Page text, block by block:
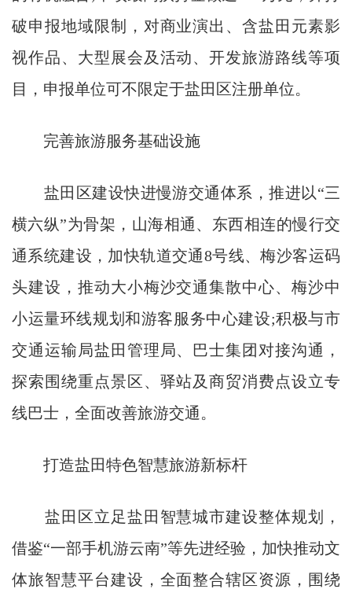
破申报地域限制，对商业演出、含盐田元素影
视作品、大型展会及活动、开发旅游路线等项
目，申报单位可不限定于盐田区注册单位。
完善旅游服务基础设施
盐田区建设快进慢游交通体系，推进以“三
横六纵”为骨架，山海相通、东西相连的慢行交
通系统建设，加快轨道交通8号线、梅沙客运码
头建设，推动大小梅沙交通集散中心、梅沙中
小运量环线规划和游客服务中心建设;积极与市
交通运输局盐田管理局、巴士集团对接沟通，
探索围绕重点景区、驿站及商贸消费点设立专
线巴士，全面改善旅游交通。
打造盐田特色智慧旅游新标杆
盐田区立足盐田智慧城市建设整体规划，
借鉴“一部手机游云南”等先进经验，加快推动文
体旅智慧平台建设，全面整合辖区资源，围绕